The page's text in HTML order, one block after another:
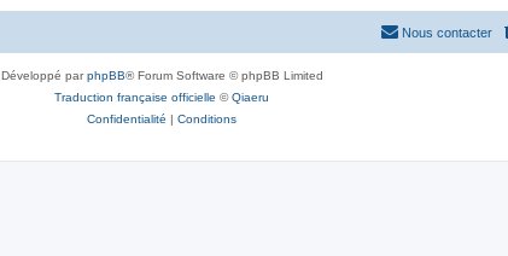
Nous contacter
Développé parphpBB® Forum Software © phpBB Limited
Traduction française officielle ©Qiaeru
Confidentialité | Conditions